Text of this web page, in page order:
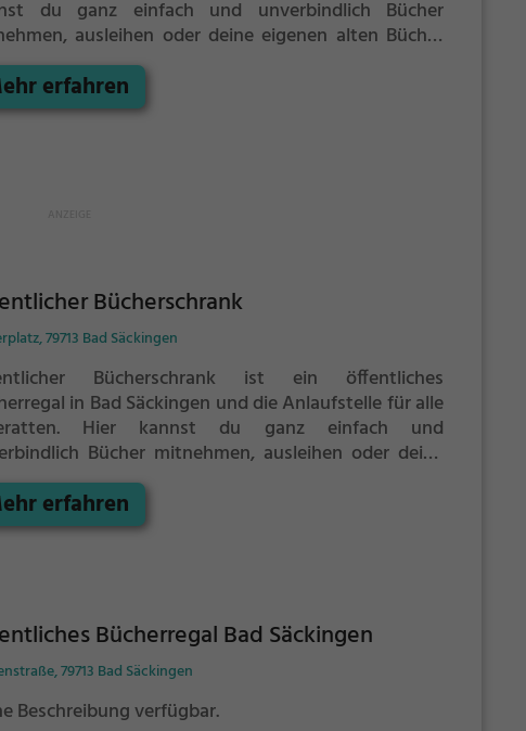
du ganz einfach und unverbindlich Bücher
ausleihen oder deine eigenen alten Bücher
Öffentliche Bücherregale leben - es gibt kein
Sortiment, der Bestand wechselt täglich.
erfahren
Bücherschrank
79713 Bad Säckingen
Bücherschrank ist ein öffentliches
in Bad Säckingen und die Anlaufstelle für alle
Hier kannst du ganz einfach und
Bücher mitnehmen, ausleihen oder deine
alten Bücher abgeben.
- es gibt kein festes Sortiment, der Bestand
täglich.
erfahren
Bücherregal Bad Säckingen
79713 Bad Säckingen
Beschreibung verfügbar.